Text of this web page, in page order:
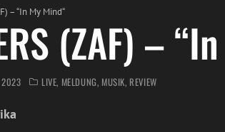
– “In My Mind“
(ZAF) –
2023 LIVE, MELDUNG, MUSIK, REVIEW